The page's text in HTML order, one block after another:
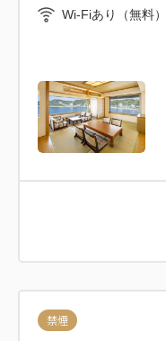
Wi-Fiあり（無料）
禁煙